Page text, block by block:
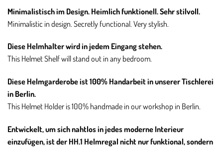
Minimalistisch im Design. Heimlich funktionell. Sehr stilvoll.
Minimalistic in design. Secretly functional. Very stylish.
Diese Helmhalter wird in jedem Eingang stehen.
This Helmet Shelf will stand out in any bedroom.
Diese Helmgarderobe ist 100% Handarbeit in unserer Tischlerei
in Berlin.
This Helmet Holder is 100% handmade in our workshop in Berlin.
Entwickelt, um sich nahtlos in jedes moderne Interieur
einzufügen, ist der HH.1 Helmregal nicht nur funktional, sondern